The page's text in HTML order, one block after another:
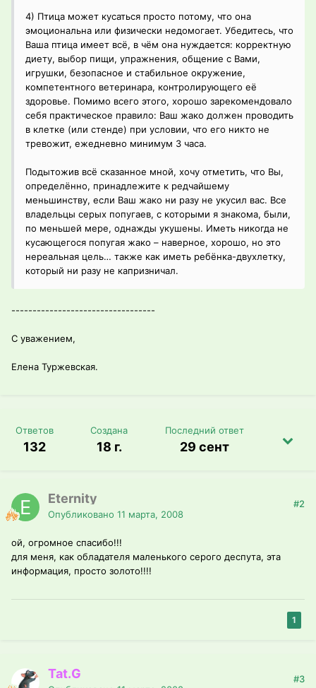
4) Птица может кусаться просто потому, что она
эмоциональна или физически недомогает. Убедитесь, что
Ваша птица имеет всё, в чём она нуждается: корректную
диету, выбор пищи, упражнения, общение с Вами,
игрушки, безопасное и стабильное окружение,
компетентного ветеринара, контролирующего её
здоровье. Помимо всего этого, хорошо зарекомендовало
себя практическое правило: Ваш жако должен проводить
в клетке (или стенде) при условии, что его никто не
тревожит, ежедневно минимум 3 часа.
Подытожив всё сказанное мной, хочу отметить, что Вы,
определённо, принадлежите к редчайшему
меньшинству, если Ваш жако ни разу не укусил вас. Все
владельцы серых попугаев, с которыми я знакома, были,
по меньшей мере, однажды укушены. Иметь никогда не
кусающегося попугая жако – наверное, хорошо, но это
нереальная цель… также как иметь ребёнка-двухлетку,
который ни разу не капризничал.
----------------------------------
С уважением,
Елена Туржевская.
Ответов
132
Создана
18 г.
Последний ответ
29 сент
Eternity
Опубликовано 11 марта, 2008
#2
ой, огромное спасибо!!!
для меня, как обладателя маленького серого деспута, эта
информация, просто золото!!!!
1
Tat.G #3